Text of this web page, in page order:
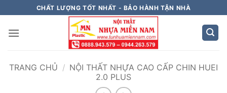
qua
nội
CHẤT LƯỢNG TỐT NHẤT - BẢO HÀNH TẬN NHÀ
TRANG CHỦ / NỘI THẤT NHỰA CAO CẤP CHIN HUEI
2.0 PLUS